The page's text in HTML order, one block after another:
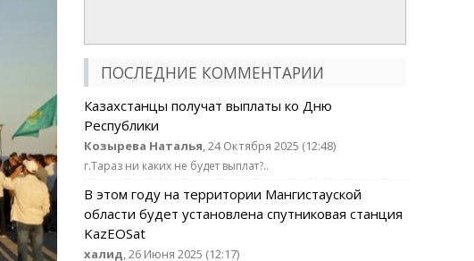
ПОСЛЕДНИЕ КОММЕНТАРИИ
Казахстанцы получат выплаты ко Дню
Республики
Козырева Наталья, 24 Октября 2025 (12:48)
г.Тараз ни каких не будет выплат?..
В этом году на территории Мангистауской
области будет установлена спутниковая станция
KazEOSat
халид, 26 Июня 2025 (12:17)